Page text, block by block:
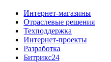
Интернет-магазины
Отраслевые решения
Техподдержка
Интернет-проекты
Разработка
Битрикс24